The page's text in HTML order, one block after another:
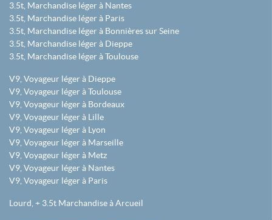
3.5t, Marchandise léger à Nantes
3.5t, Marchandise léger à Paris
3.5t, Marchandise léger à Bonnières sur Seine
3.5t, Marchandise léger à Dieppe
3.5t, Marchandise léger à Toulouse
V9, Voyageur léger à Dieppe
V9, Voyageur léger à Toulouse
V9, Voyageur léger à Bordeaux
V9, Voyageur léger à Lille
V9, Voyageur léger à Lyon
V9, Voyageur léger à Marseille
V9, Voyageur léger à Metz
V9, Voyageur léger à Nantes
V9, Voyageur léger à Paris
Lourd, + 3.5t Marchandise à Arcueil